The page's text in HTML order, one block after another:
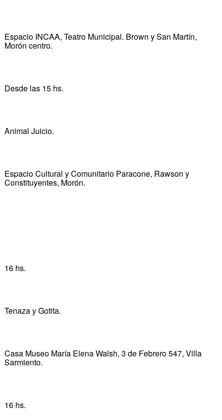
Espacio INCAA, Teatro Municipal. Brown y San Martín,
Morón centro.
Desde las 15 hs.
Animal Juicio.
Espacio Cultural y Comunitario Paracone, Rawson y
Constituyentes, Morón.
16 hs.
Tenaza y Gotita.
Casa Museo María Elena Walsh, 3 de Febrero 547, Villa
Sarmiento.
16 hs.